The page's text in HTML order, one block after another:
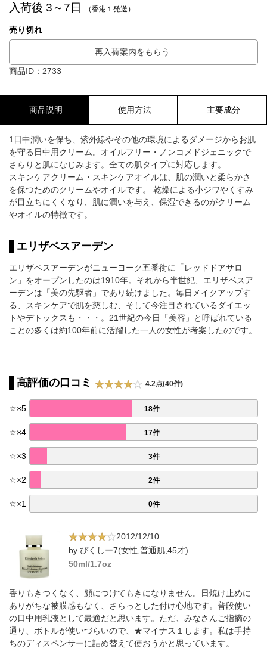
入荷後 3～7日 （香港１発送）
売り切れ
再入荷案内をもらう
商品ID：2733
商品説明 使用方法 主要成分
1日中潤いを保ち、紫外線やその他の環境によるダメージからお肌
を守る日中用クリーム。オイルフリー・ノンコメドジェニックで
さらりと肌になじみます。全ての肌タイプに対応します。
スキンケアクリーム・スキンケアオイルは、肌の潤いと柔らかさ
を保つためのクリームやオイルです。 乾燥による小ジワやくすみ
が目立ちにくくなり、肌に潤いを与え、保湿できるのがクリーム
やオイルの特徴です。
エリザベスアーデン
エリザベスアーデンがニューヨーク五番街に「レッドドアサロ
ン」をオープンしたのは1910年。それから半世紀、エリザベスア
ーデンは「美の先駆者」であり続けました。毎日メイクアップす
る、スキンケアで肌を慈しむ、そして今注目されているダイエッ
トやデトックスも・・・。21世紀の今日「美容」と呼ばれている
ことの多くは約100年前に活躍した一人の女性が考案したのです。
高評価の口コミ 4.2点(40件)
☆×5 18件
☆×4 17件
☆×3 3件
☆×2 2件
☆×1 0件
2012/12/10
by ぴくしー7(女性,普通肌,45才)
50ml/1.7oz
香りもきつくなく、顔につけてもきになりません。日焼け止めに
ありがちな被膜感もなく、さらっとした付け心地です。普段使い
の日中用乳液として最適だと思います。ただ、みなさんご指摘の
通り、ボトルが使いづらいので、★マイナス１します。私は手持
ちのディスペンサーに詰め替えて使おうかと思っています。